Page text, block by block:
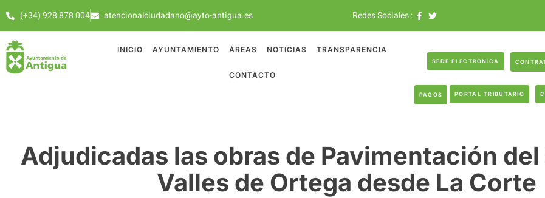
(+34) 928 878 004 atencionalciudadano@ayto-antigua.es Redes Sociales :
INICIO AYUNTAMIENTO ÁREAS NOTICIAS TRANSPARENCIA
CONTACTO
SEDE ELECTRÓNICA
PAGOS PORTAL TRIBUTARIO
Adjudicadas las obras de Pavimentación
Valles de Ortega desde La Corte